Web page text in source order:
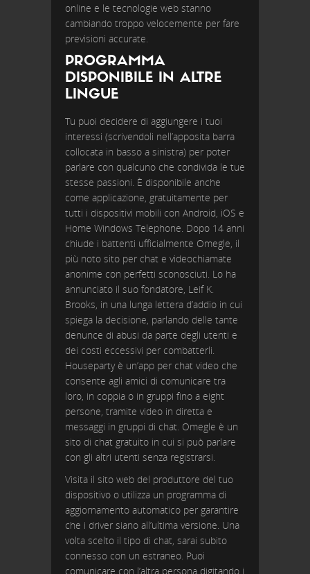
online e le tecnologie web stanno
cambiando troppo velocemente per fare
previsioni accurate.
PROGRAMMA
DISPONIBILE IN ALTRE
LINGUE
Tu puoi decidere di aggiungere i tuoi
interessi (scrivendoli nell’apposita barra
collocata in basso a sinistra) per poter
parlare con qualcuno che condivida le tue
stesse passioni. È disponibile anche
come applicazione, gratuitamente per
tutti i dispositivi mobili con Android, iOS e
Home Windows Telephone. Dopo 14 anni
chiude i battenti ufficialmente Omegle, il
più noto sito per chat e videochiamate
anonime con perfetti sconosciuti. Lo ha
annunciato il suo fondatore, Leif K.
Brooks, in una lunga lettera d’addio in cui
spiega la decisione, parlando delle tante
denunce di abusi da parte degli utenti e
dei costi eccessivi per combatterli.
Houseparty è un’app per chat video che
consente agli amici di comunicare tra
loro, in coppia o in gruppi fino a eight
persone, tramite video in diretta e
messaggi in gruppi di chat. Omegle è un
sito di chat gratuito in cui si può parlare
con gli altri utenti senza registrarsi.
Visita il sito web del produttore del tuo
dispositivo o utilizza un programma di
aggiornamento automatico per garantire
che i driver siano all’ultima versione. Una
volta scelto il tipo di chat, sarai subito
connesso con un estraneo. Puoi
comunicare con l’altra persona digitando i